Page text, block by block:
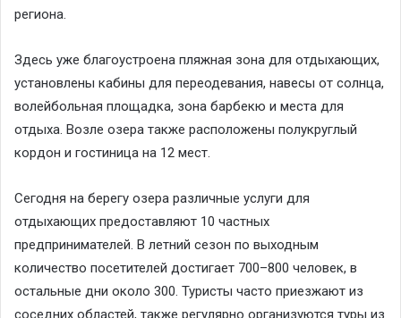
региона.
Здесь уже благоустроена пляжная зона для отдыхающих,
установлены кабины для переодевания, навесы от солнца,
волейбольная площадка, зона барбекю и места для
отдыха. Возле озера также расположены полукруглый
кордон и гостиница на 12 мест.
Сегодня на берегу озера различные услуги для
отдыхающих предоставляют 10 частных
предпринимателей. В летний сезон по выходным
количество посетителей достигает 700–800 человек, в
остальные дни около 300. Туристы часто приезжают из
соседних областей, также регулярно организуются туры из